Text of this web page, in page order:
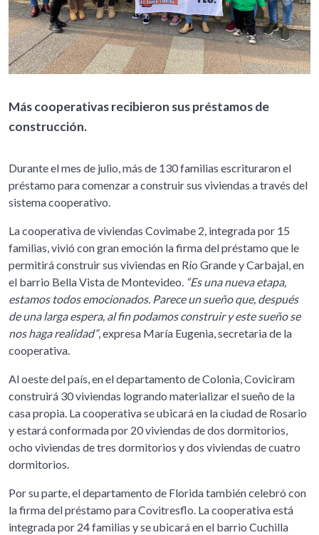
Más cooperativas recibieron sus préstamos de
construcción.
Durante el mes de julio, más de 130 familias escrituraron el
préstamo para comenzar a construir sus viviendas a través del
sistema cooperativo.
La cooperativa de viviendas Covimabe 2, integrada por 15
familias, vivió con gran emoción la firma del préstamo que le
permitirá construir sus viviendas en Río Grande y Carbajal, en
el barrio Bella Vista de Montevideo. “Es una nueva etapa,
estamos todos emocionados. Parece un sueño que, después
de una larga espera, al fin podamos construir y este sueño se
nos haga realidad”, expresa María Eugenia, secretaria de la
cooperativa.
Al oeste del país, en el departamento de Colonia, Coviciram
construirá 30 viviendas logrando materializar el sueño de la
casa propia. La cooperativa se ubicará en la ciudad de Rosario
y estará conformada por 20 viviendas de dos dormitorios,
ocho viviendas de tres dormitorios y dos viviendas de cuatro
dormitorios.
Por su parte, el departamento de Florida también celebró con
la firma del préstamo para Covitresflo. La cooperativa está
integrada por 24 familias y se ubicará en el barrio Cuchilla